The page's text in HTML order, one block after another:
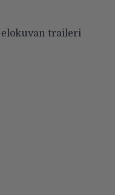
elokuvan traileri